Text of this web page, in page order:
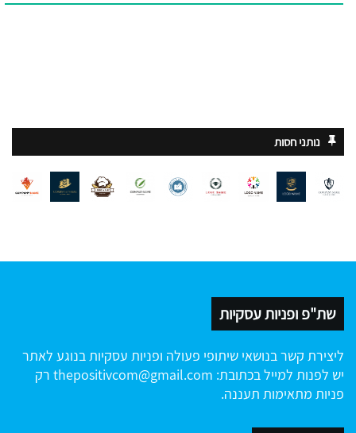
נותני חסות
שת"פ ופניות עסקיות
ליצירת קשר בנושאי שיתופי פעולה ופניות עסקיות בנוגע לאתר
יש לפנות למייל בכתובת: thepositivcom@gmail.com רק
פניות מתאימות תעננה.